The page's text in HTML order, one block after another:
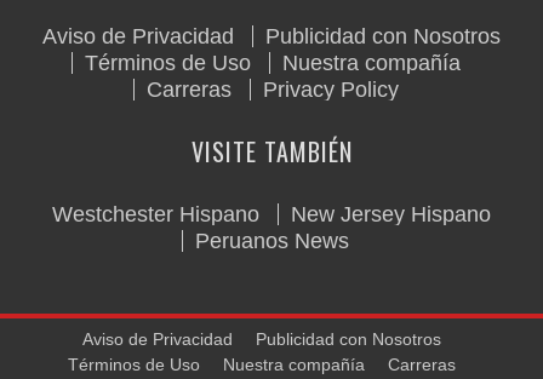
Aviso de Privacidad
Publicidad con Nosotros
Términos de Uso
Nuestra compañía
Carreras
Privacy Policy
VISITE TAMBIÉN
Westchester Hispano
New Jersey Hispano
Peruanos News
Aviso de Privacidad
Publicidad con Nosotros
Términos de Uso
Nuestra compañía Carreras